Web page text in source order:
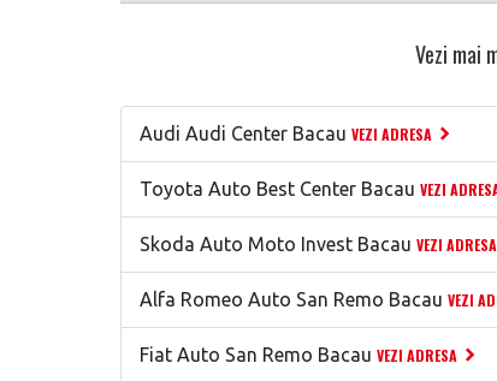
Vezi mai
Audi Audi Center Bacau VEZI ADRESA
Toyota Auto Best Center Bacau VEZI
Skoda Auto Moto Invest Bacau VEZI ADRESA
Alfa Romeo Auto San Remo Bacau VEZI
Fiat Auto San Remo Bacau VEZI ADRESA